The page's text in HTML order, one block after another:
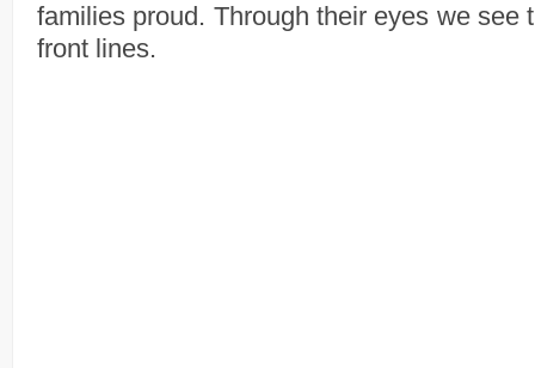
families proud. Through their eyes we see
front lines.